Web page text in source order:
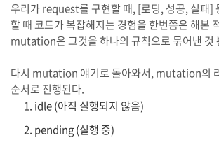
우리가 request를 구현할 때, [로딩, 성공, 실패]
할 때 코드가 복잡해지는 경험을 한번쯤은 해본
mutation은 그것을 하나의 규칙으로 묶어낸 것
다시 mutation 얘기로 돌아와서, mutation의
순서로 진행된다.
idle (아직 실행되지 않음)
pending (실행 중)